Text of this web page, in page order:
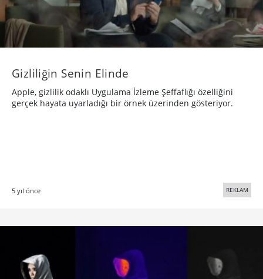
Gizliliğin Senin Elinde
Apple, gizlilik odaklı Uygulama İzleme Şeffaflığı özelliğini
gerçek hayata uyarladığı bir örnek üzerinden gösteriyor.
5 yıl önce REKLAM